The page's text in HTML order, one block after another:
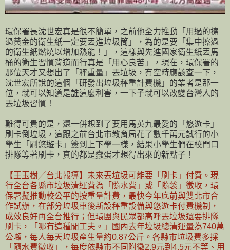
環保署長沈世宏真是很不簡單，之前他全力推動「用過的擦
過黃金的衛生紙一定要丟進垃圾筒」，為的是要「集中擦過
的衛生紙燃燒以增加熱能！」，這樣與先進國家衛生紙丟馬
桶的衛生習慣背道而行真是「用心良苦」，現在，環保署的
那位天才又想出了「秤重量」丟垃圾，有空時應該查一下，
沈世宏所說的這個「研發出垃圾秤重計費機」的業者是那一
位，就可以知道是誰這麼利害，一下子就可以改變台灣人的
丟垃圾習慣！
難得可貴的是，還一併想到了要用馬英九最愛的「悠遊卡」
刷卡倒垃圾，這跟之前台北市教育局花了數千萬元試行的小
學生「刷悠遊卡」簽到上下學一樣，結果小學生們在校門口
排隊等著刷卡，真的都是蠢蛋才想得出來的新點子！
【王玉樹╱台北報導】未來丟垃圾可能要「刷卡」付費。現
行全台各縣市垃圾清運費為「隨水費」或「隨袋」徵收，環
保署擬推動較公平的按重量計費，最快今年底前與雙北市合
作試辦，在部分垃圾車後新設秤重設備與悠遊卡付費機制，
成效良好再全台推行；但環團與民眾都高呼丟垃圾還要排隊
刷卡，「哪有這種閒工夫。」國內去年垃圾總清運量為740萬
公噸，每人每天垃圾產生量約0.87公斤。各縣市垃圾費多採
「隨水費徵收」，每度依縣市不同附徵2.9元到4.5元不等、用